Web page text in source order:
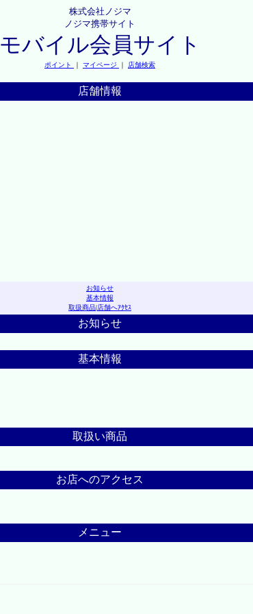
株式会社ノジマ
ノジマ携帯サイト
モバイル会員サイト
ポイント ｜ マイページ ｜ 店舗検索
店舗情報
お知らせ
基本情報
取扱商品|店舗へｱｸｾｽ
お知らせ
基本情報
取扱い商品
お店へのアクセス
メニュー